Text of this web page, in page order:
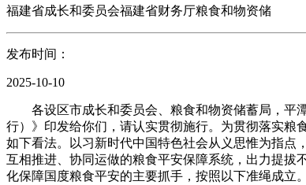
福建省成长和委员会福建省财务厅粮食和物资储
发布时间：
2025-10-10
各设区市成长和委员会、粮食和物资储蓄局，平潭
行）》印发给你们，请认实贯彻施行。为贯彻落实粮
如下看法。以习新时代中国特色社会从义思惟为指点
互相推进、协同运做的粮食平安保障系统，出力提拔
化保障国度粮食平安的主要抓手，按照以下准绳成立